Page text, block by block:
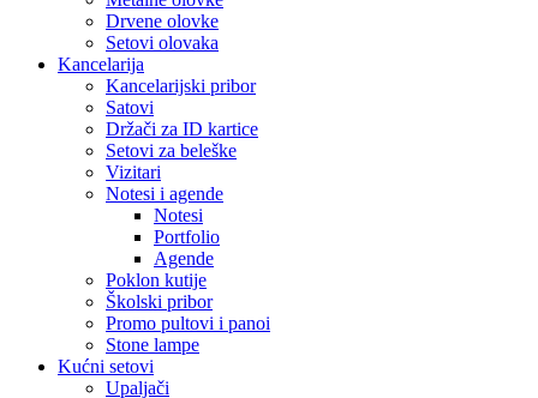
Drvene olovke
Setovi olovaka
Kancelarija
Kancelarijski pribor
Satovi
Držači za ID kartice
Setovi za beleške
Vizitari
Notesi i agende
Notesi
Portfolio
Agende
Poklon kutije
Školski pribor
Promo pultovi i panoi
Stone lampe
Kućni setovi
Upaljači